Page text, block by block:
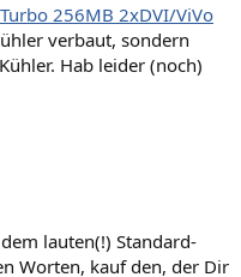
256MB 2xDVI/ViVo
verbaut, sondern
Hab leider (noch)
lauten(!) Standard-
Worten, kauf den, der Dir